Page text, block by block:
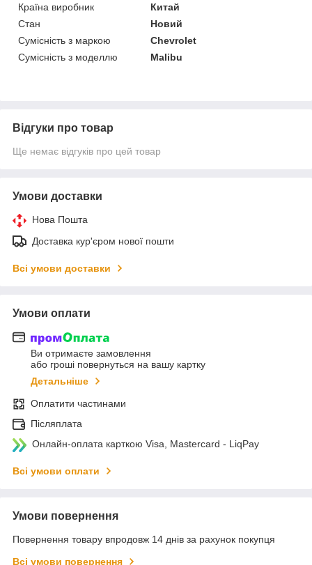
Країна виробник
Китай
Стан
Новий
Сумісність з маркою
Chevrolet
Сумісність з моделлю
Malibu
Відгуки про товар
Ще немає відгуків про цей товар
Умови доставки
Нова Пошта
Доставка кур'єром нової пошти
Всі умови доставки
Умови оплати
Ви отримаєте замовлення
або гроші повернуться на вашу картку
Детальніше
Оплатити частинами
Післяплата
Онлайн-оплата карткою Visa, Mastercard - LiqPay
Всі умови оплати
Умови повернення
Повернення товару впродовж 14 днів за рахунок покупця
Всі умови повернення